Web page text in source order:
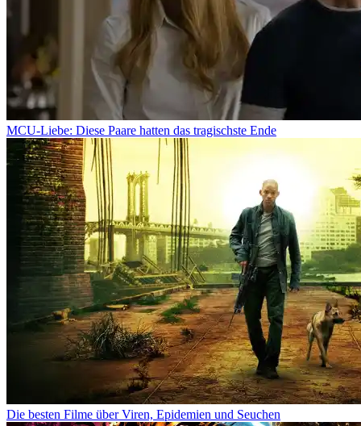
MCU-Liebe: Diese Paare hatten das tragischste Ende
Die besten Filme über Viren, Epidemien und Seuchen